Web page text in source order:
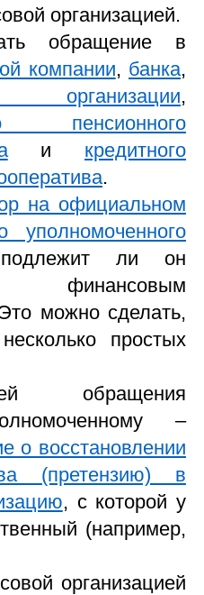
организацией.
обращение в
компании, банка,
организации,
пенсионного
и кредитного
.
на официальном
уполномоченного
ли он
финансовым
можно сделать,
простых
обращения
–
о восстановлении
(претензию) в
, с которой у
(например,
организацией